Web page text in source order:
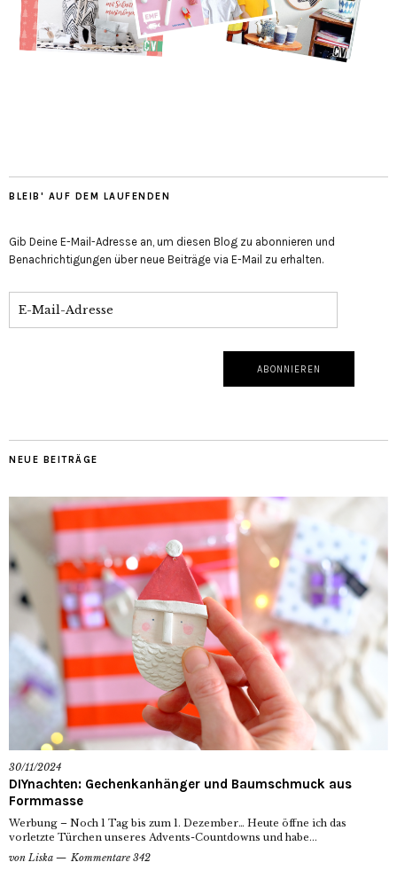
BLEIB' AUF DEM LAUFENDEN
Gib Deine E-Mail-Adresse an, um diesen Blog zu abonnieren und
Benachrichtigungen über neue Beiträge via E-Mail zu erhalten.
NEUE BEITRÄGE
30/11/2024
DIYnachten: Gechenkanhänger und Baumschmuck aus
Formmasse
Werbung – Noch 1 Tag bis zum 1. Dezember… Heute öffne ich das
vorletzte Türchen unseres Advents-Countdowns und habe...
von Liska Kommentare 342